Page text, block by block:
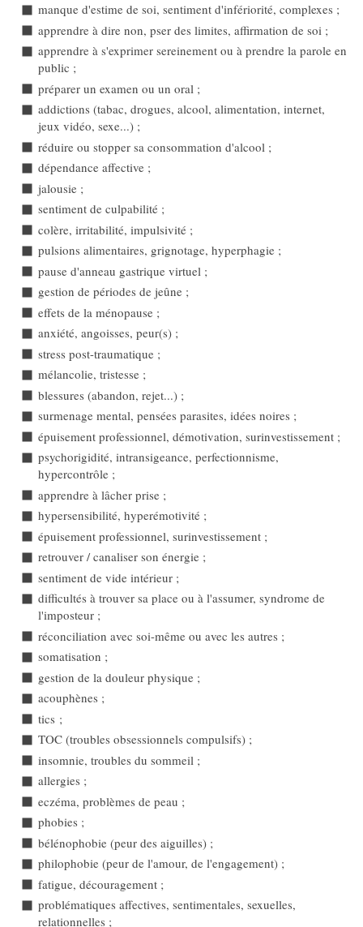
manque d'estime de soi, sentiment d'infériorité, complexes ;
apprendre à dire non, pser des limites, affirmation de soi ;
apprendre à s'exprimer sereinement ou à prendre la parole en
public ;
préparer un examen ou un oral ;
addictions (tabac, drogues, alcool, alimentation, internet,
jeux vidéo, sexe...) ;
réduire ou stopper sa consommation d'alcool ;
dépendance affective ;
jalousie ;
sentiment de culpabilité ;
colère, irritabilité, impulsivité ;
pulsions alimentaires, grignotage, hyperphagie ;
pause d'anneau gastrique virtuel ;
gestion de périodes de jeûne ;
effets de la ménopause ;
anxiété, angoisses, peur(s) ;
stress post-traumatique ;
mélancolie, tristesse ;
blessures (abandon, rejet...) ;
surmenage mental, pensées parasites, idées noires ;
épuisement professionnel, démotivation, surinvestissement ;
psychorigidité, intransigeance, perfectionnisme,
hypercontrôle ;
apprendre à lâcher prise ;
hypersensibilité, hyperémotivité ;
épuisement professionnel, surinvestissement ;
retrouver / canaliser son énergie ;
sentiment de vide intérieur ;
difficultés à trouver sa place ou à l'assumer, syndrome de
l'imposteur ;
réconciliation avec soi-même ou avec les autres ;
somatisation ;
gestion de la douleur physique ;
acouphènes ;
tics ;
TOC (troubles obsessionnels compulsifs) ;
insomnie, troubles du sommeil ;
allergies ;
eczéma, problèmes de peau ;
phobies ;
bélénophobie (peur des aiguilles) ;
philophobie (peur de l'amour, de l'engagement) ;
fatigue, découragement ;
problématiques affectives, sentimentales, sexuelles,
relationnelles ;